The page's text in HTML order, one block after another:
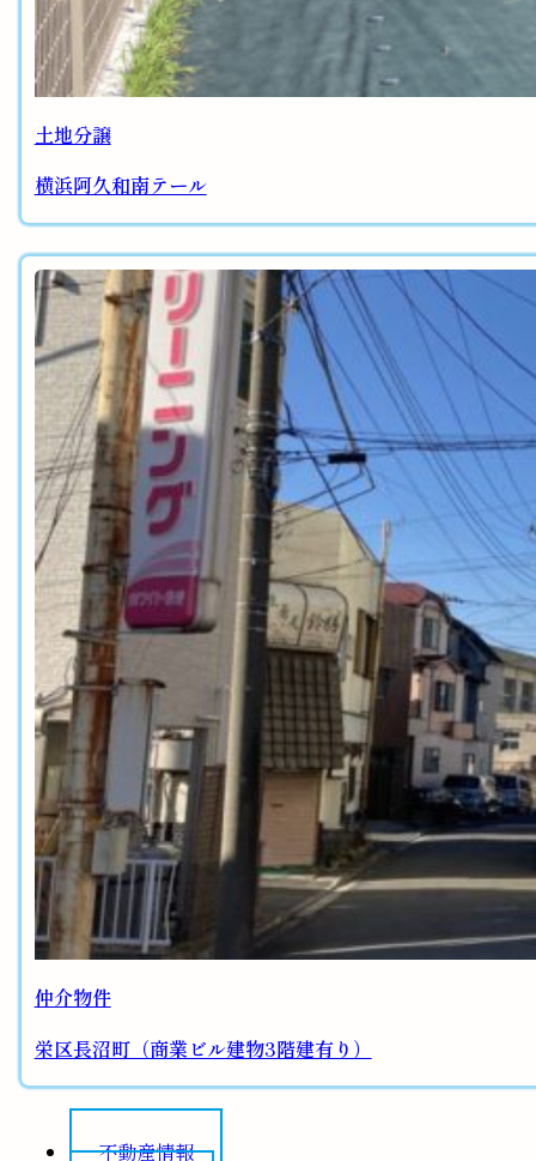
土地分譲
横浜阿久和南テール
仲介物件
栄区長沼町（商業ビル建物3階建有り）
不動産情報